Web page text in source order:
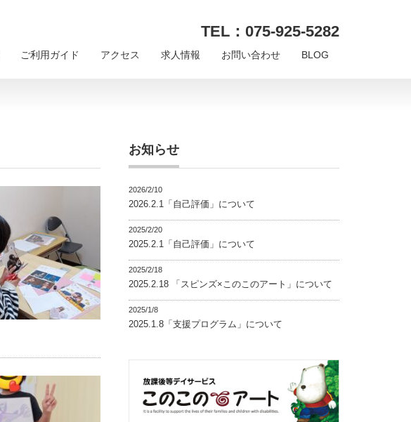
TEL：075-925-5282
ご利用ガイド アクセス 求人情報 お問い合わせ BLOG
お知らせ
2026/2/10
2026.2.1「自己評価」について
2025/2/20
2025.2.1「自己評価」について
2025/2/18
2025.2.18 「スピンズ×このこのアート」について
2025/1/8
2025.1.8「支援プログラム」について